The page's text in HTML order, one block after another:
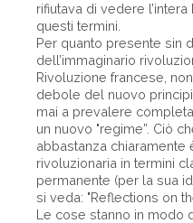
rifiutava di vedere
questi termini.
Per quanto presente sin
dell’immaginario
Rivoluzione francese,
debole del nuovo
mai a prevalere
un nuovo "regime”. Ciò
abbastanza chiaramente
rivoluzionaria in termini
permanente (per la sua
si veda: "Reflections on
Le cose stanno in modo